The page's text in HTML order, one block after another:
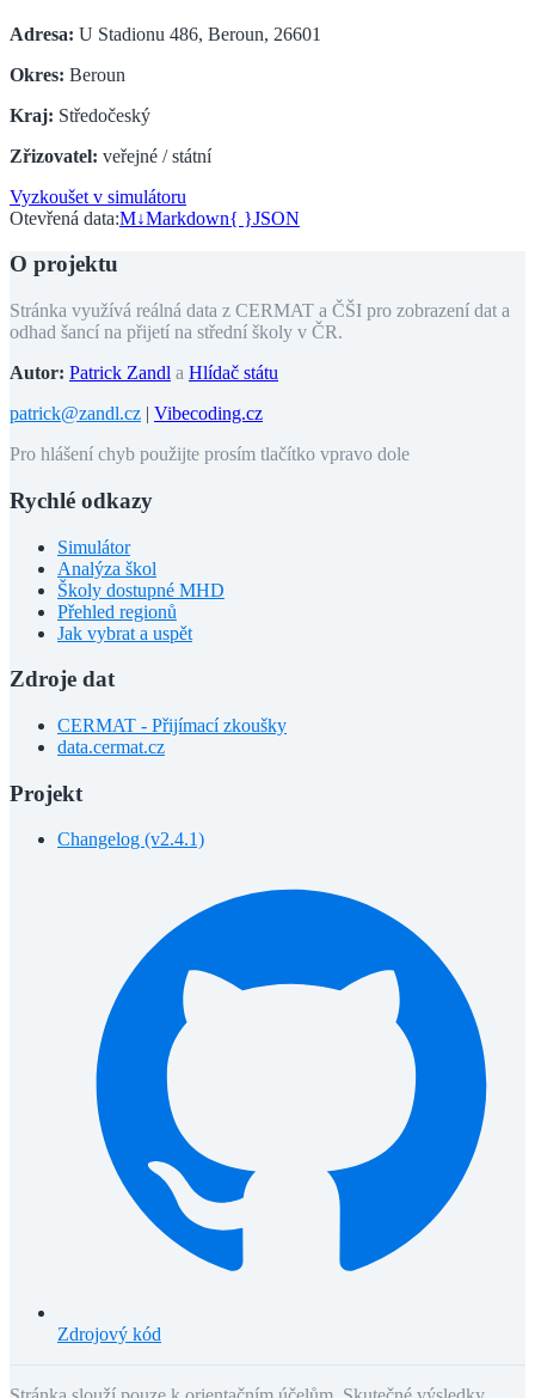
Adresa: U Stadionu 486, Beroun, 26601
Okres: Beroun
Kraj: Středočeský
Zřizovatel: veřejné / státní
Vyzkoušet v simulátoru
Otevřená data:M↓Markdown{ }JSON
O projektu
Stránka využívá reálná data z CERMAT a ČŠI pro zobrazení dat a
odhad šancí na přijetí na střední školy v ČR.
Autor: Patrick Zandl a Hlídač státu
patrick@zandl.cz | Vibecoding.cz
Pro hlášení chyb použijte prosím tlačítko vpravo dole
Rychlé odkazy
Simulátor
Analýza škol
Školy dostupné MHD
Přehled regionů
Jak vybrat a uspět
Zdroje dat
CERMAT - Přijímací zkoušky
data.cermat.cz
Projekt
Changelog (v2.4.1)
Zdrojový kód